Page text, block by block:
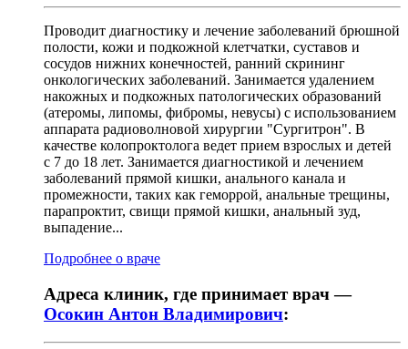
Проводит диагностику и лечение заболеваний брюшной
полости, кожи и подкожной клетчатки, суставов и
сосудов нижних конечностей, ранний скрининг
онкологических заболеваний. Занимается удалением
накожных и подкожных патологических образований
(атеромы, липомы, фибромы, невусы) с использованием
аппарата радиоволновой хирургии "Сургитрон". В
качестве колопроктолога ведет прием взрослых и детей
с 7 до 18 лет. Занимается диагностикой и лечением
заболеваний прямой кишки, анального канала и
промежности, таких как геморрой, анальные трещины,
парапроктит, свищи прямой кишки, анальный зуд,
выпадение...
Подробнее о враче
Адреса клиник, где принимает врач —
Осокин Антон Владимирович: